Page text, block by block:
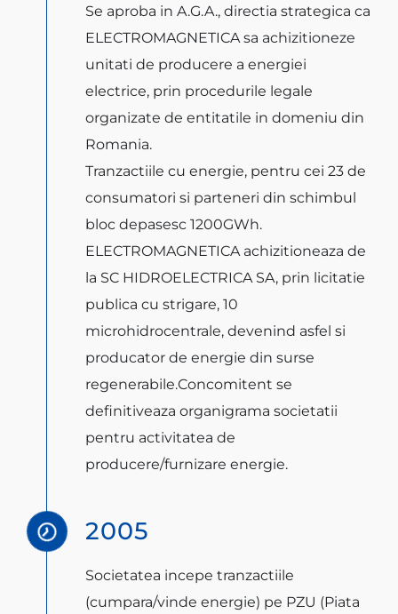
Se aproba in A.G.A., directia strategica ca
ELECTROMAGNETICA sa achizitioneze
unitati de producere a energiei
electrice, prin procedurile legale
organizate de entitatile in domeniu din
Romania.
Tranzactiile cu energie, pentru cei 23 de
consumatori si parteneri din schimbul
bloc depasesc 1200GWh.
ELECTROMAGNETICA achizitioneaza de
la SC HIDROELECTRICA SA, prin licitatie
publica cu strigare, 10
microhidrocentrale, devenind asfel si
producator de energie din surse
regenerabile.Concomitent se
definitiveaza organigrama societatii
pentru activitatea de
producere/furnizare energie.
2005
Societatea incepe tranzactiile
(cumpara/vinde energie) pe PZU (Piata